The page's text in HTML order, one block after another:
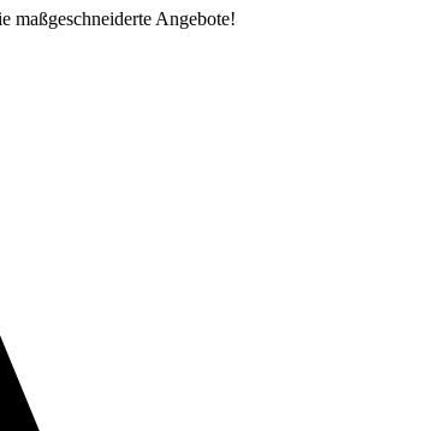
maßgeschneiderte Angebote!